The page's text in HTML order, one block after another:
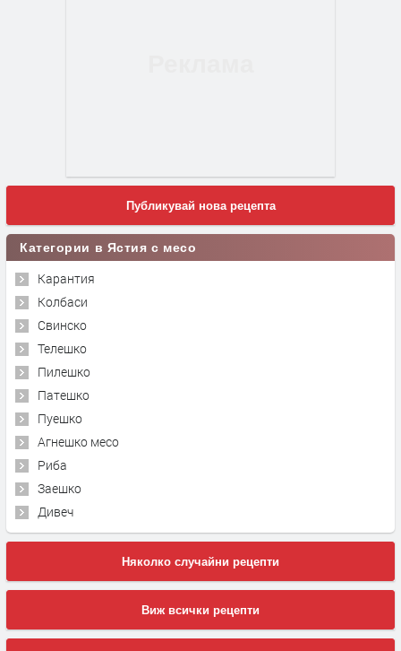
Публикувай нова рецепта
Категории в Ястия с месо
Карантия
Колбаси
Свинско
Телешко
Пилешко
Патешко
Пуешко
Агнешко месо
Риба
Заешко
Дивеч
Няколко случайни рецепти
Виж всички рецепти